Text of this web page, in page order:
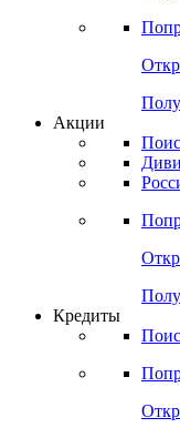
Акции
Кредиты